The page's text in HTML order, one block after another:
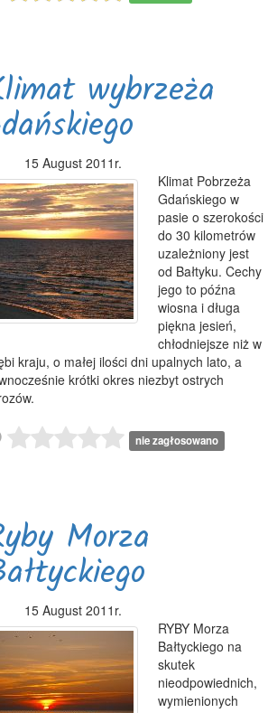
wybrzeża
15 August 2011r.
Klimat Pobrzeża
Gdańskiego w
pasie o szerokości
do 30 kilometrów
uzależniony jest
od Bałtyku. Cechy
jego to późna
wiosna i długa
piękna jesień,
chłodniejsze niż w
kraju, o małej ilości dni upalnych lato, a
krótki okres niezbyt ostrych
nie zagłosowano
Morza
15 August 2011r.
RYBY Morza
Bałtyckiego na
skutek
nieodpowiednich,
wymienionych